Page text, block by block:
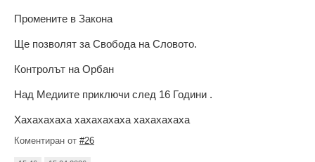
Промените в Закона
Ще позволят за Свобода на Словото.
Контролът на Орбан
Над Медиите приключи след 16 Години .
Хахахахаха хахахахаха хахахахаха
Коментиран от #26